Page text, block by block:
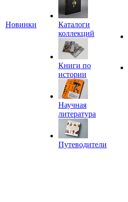
Новинки
Каталоги
коллекций
Книги по
истории
Научная
литература
Путеводители